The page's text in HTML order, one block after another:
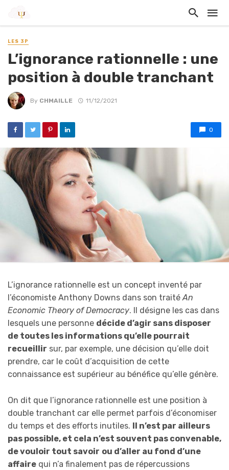
LES 3P
L’ignorance rationnelle : une
position à double tranchant
By CHMAILLE 11/12/2021
0
L’ignorance rationnelle est un concept inventé par
l’économiste Anthony Downs dans son traitéAn
Economic Theory of Democracy. Il désigne les cas dans
lesquels une personne décide d’agir sans disposer
de toutes les informations qu’elle pourrait
recueillir sur, par exemple, une décision qu’elle doit
prendre, car le coût d’acquisition de cette
connaissance est supérieur au bénéfice qu’elle génère.
On dit que l’ignorance rationnelle est une position à
double tranchant car elle permet parfois d’économiser
du temps et des efforts inutiles. Il n’est par ailleurs
pas possible, et cela n’est souvent pas convenable,
de vouloir tout savoir ou d’aller au fond d’une
affaire qui n’a finalement pas de répercussions